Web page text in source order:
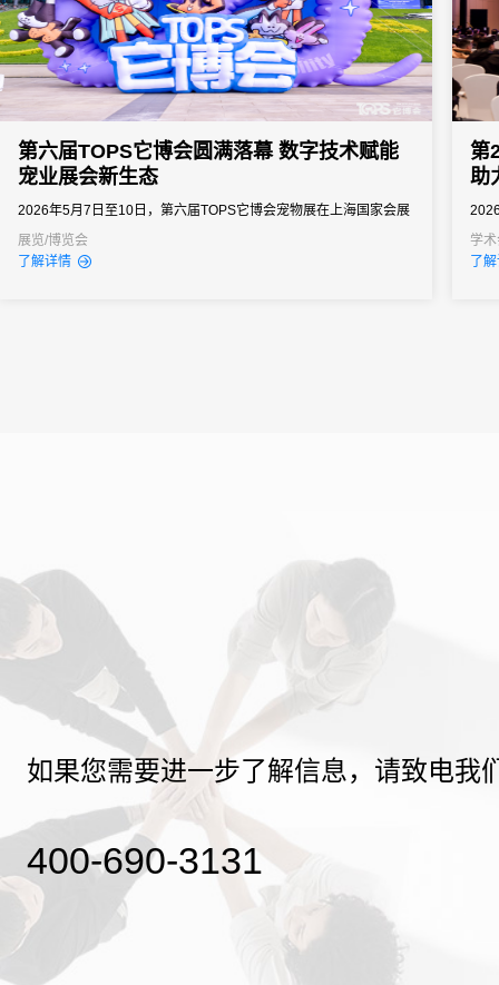
第六届TOPS它博会圆满落幕 数字技术赋能
宠业展会新生态
2026年5月7日至10日，第六届TOPS它博会宠物展在上海国家会展
中心成功举办。本届展会以"PAWSibility无限茸力"为主题，延续"中
国宠业年度优选平台"的核心定位，汇聚全球1200家展商、8000余
展览/博览会
了解详情
第
助
会
国
学
了
如果您需要进一步了解信息，请致电我
400-690-3131